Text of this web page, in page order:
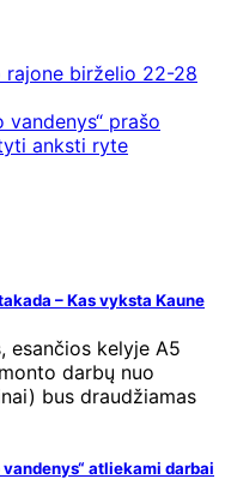
rajone birželio 22-28
vandenys“ prašo
anksti ryte
– Kas vyksta Kaune
esančios kelyje A5
darbų nuo
bus draudžiamas
atliekami darbai